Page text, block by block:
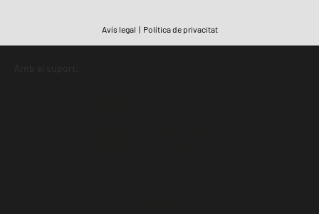
Avís legal | Política de privacitat